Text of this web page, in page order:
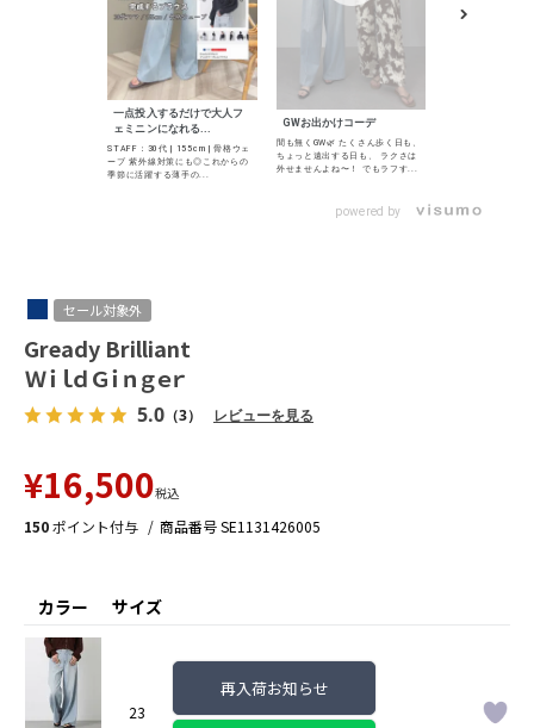
一点投入するだけで大人フ
ェミニンになれる...
STAFF：30代 | 155cm | 骨格ウェ
ーブ 紫外線対策にも◎これからの
季節に活躍する薄手の...
GWお出かけコーデ
間も無くGW🌿 たくさん歩く日も、
ちょっと遠出する日も、 ラクさは
外せませんよね〜！ でもラフす...
powered by
セール対象外
Gready Brilliant
ＷｉｌｄＧｉｎｇｅｒ
5.0 （3） レビューを見る
¥16,500税込
150ポイント付与 商品番号SE1131426005
サイズ
カラー
23
再入荷お知らせ